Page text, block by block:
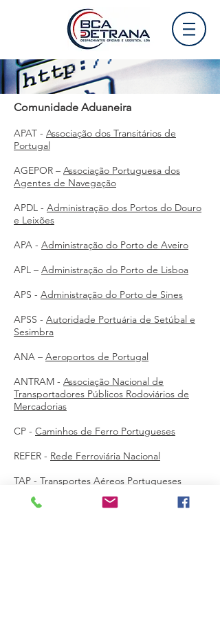
Comunidade Aduaneira
APAT - Associação dos Transitários de
Portugal
AGEPOR – Associação Portuguesa dos
Agentes de Navegação
APDL - Administração dos Portos do Douro
e Leixões
APA - Administração do Porto de Aveiro
APL – Administração do Porto de Lisboa
APS - Administração do Porto de Sines
APSS - Autoridade Portuária de Setúbal e
Sesimbra
ANA – Aeroportos de Portugal
ANTRAM - Associação Nacional de
Transportadores Públicos Rodoviários de
Mercadorias
CP - Caminhos de Ferro Portugueses
REFER - Rede Ferroviária Nacional
TAP - Transportes Aéreos Portugueses